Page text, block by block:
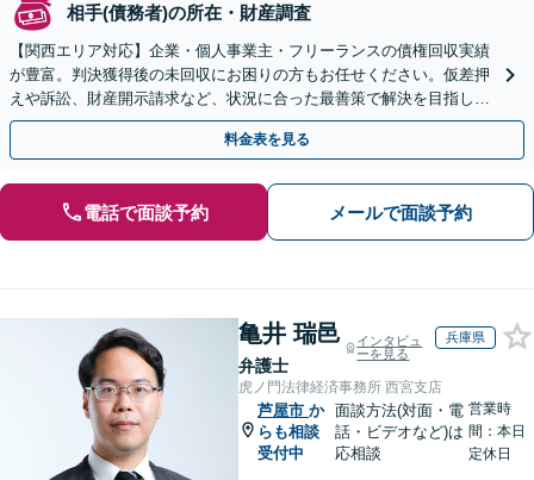
相手(債務者)の所在・財産調査
【関西エリア対応】企業・個人事業主・フリーランスの債権回収実績
が豊富。判決獲得後の未回収にお困りの方もお任せください。仮差押
えや訴訟、財産開示請求など、状況に合った最善策で解決を目指しま
す【夜間面談可】
料金表を見る
電話で面談予約 メールで面談予約
亀井 瑞邑
弁護士
インタビュ
ーを見る
兵庫県
虎ノ門法律経済事務所 西宮支店
芦屋市 か
らも相談
受付中
面談方法(対面・電
話・ビデオなど)は
応相談
営業時
間：本日
定休日